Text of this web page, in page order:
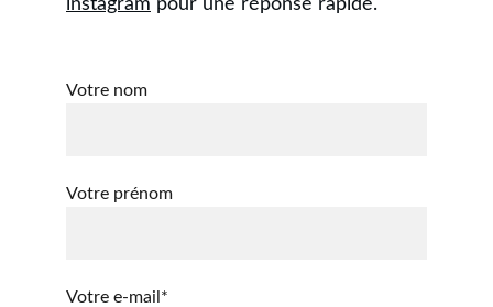
instagram pour une réponse rapide.
Votre nom
Votre prénom
Votre e-mail*